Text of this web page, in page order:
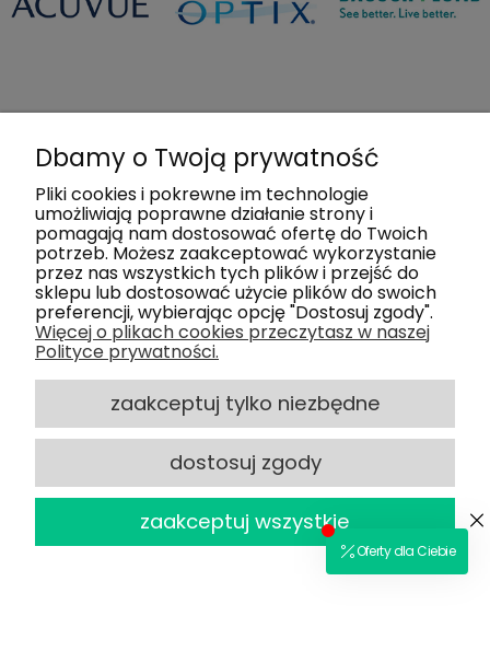
Informacje
Poradnik
Najpopularniejsze produkty
Najpopularniejsze marki
Moje konto
Nasze salony
Dbamy o Twoją prywatność
Pliki cookies i pokrewne im technologie
umożliwiają poprawne działanie strony i
pomagają nam dostosować ofertę do Twoich
potrzeb. Możesz zaakceptować wykorzystanie
przez nas wszystkich tych plików i przejść do
sklepu lub dostosować użycie plików do swoich
preferencji, wybierając opcję "Dostosuj zgody".
Więcej o plikach cookies przeczytasz w naszej
Polityce prywatności.
zaakceptuj tylko niezbędne
dostosuj zgody
zaakceptuj wszystkie